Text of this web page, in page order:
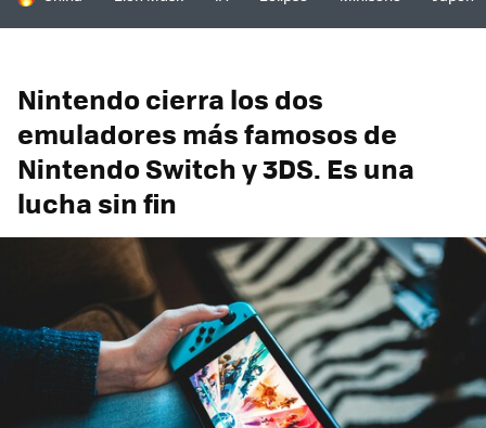
Nintendo cierra los dos
emuladores más famosos de
Nintendo Switch y 3DS. Es una
lucha sin fin